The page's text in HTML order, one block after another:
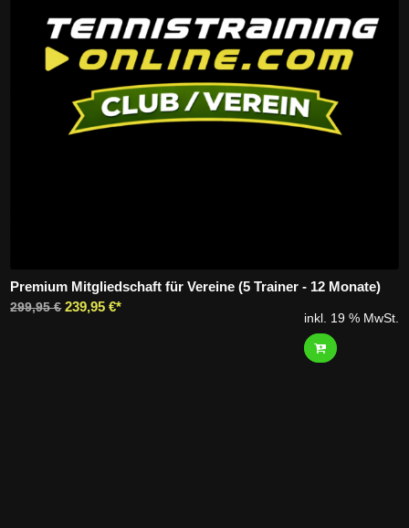
Premium Mitgliedschaft für Vereine (5 Trainer - 12 Monate)
299,95€ Ursprünglicher
239,95€ Aktueller
inkl. 19 % MwSt.